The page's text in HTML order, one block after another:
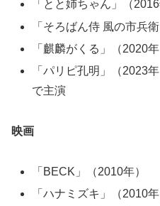
「とと姉ちゃん」（
「そろばん侍 風の市兵
「麒麟がくる」（2020
「パリピ孔明」（2023
で主演
映画
「BECK」（2010年）
「ハナミズキ」（2010年